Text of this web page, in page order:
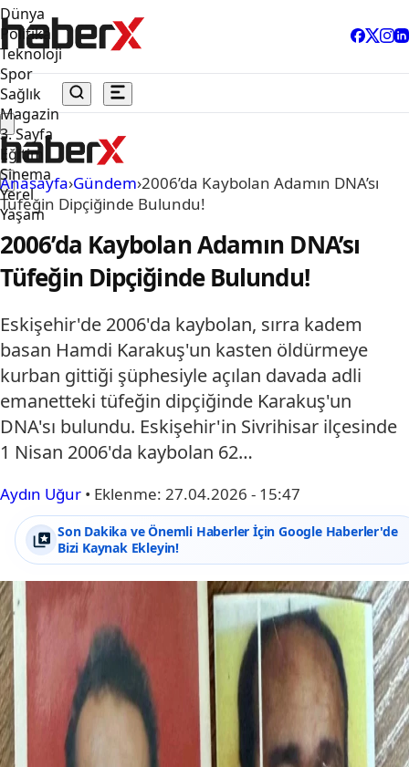
Dünya
Politika
Teknoloji
Spor
Sağlık
Magazin
3. Sayfa
Eğitim
Sinema
Yerel
Yaşam
Anasayfa›Gündem›2006’da Kaybolan Adamın DNA’sı
Tüfeğin Dipçiğinde Bulundu!
2006’da Kaybolan Adamın DNA’sı
Tüfeğin Dipçiğinde Bulundu!
Eskişehir'de 2006'da kaybolan, sırra kadem
basan Hamdi Karakuş'un kasten öldürmeye
kurban gittiği şüphesiyle açılan davada adli
emanetteki tüfeğin dipçiğinde Karakuş'un
DNA'sı bulundu. Eskişehir'in Sivrihisar ilçesinde
1 Nisan 2006'da kaybolan 62…
Aydın Uğur • Eklenme: 27.04.2026 - 15:47
Son Dakika ve Önemli Haberler İçin Google Haberler'de
Bizi Kaynak Ekleyin!